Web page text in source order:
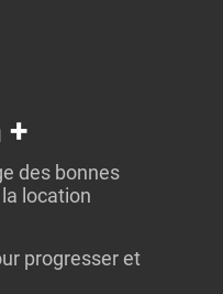
+
des bonnes
location
progresser et